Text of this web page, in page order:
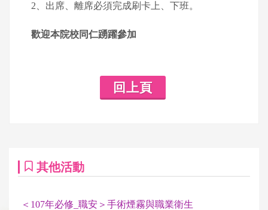
2、出席、離席必須完成刷卡上、下班。
歡迎本院校同仁踴躍參加
回上頁
其他活動
＜107年必修_職安＞手術煙霧與職業衛生